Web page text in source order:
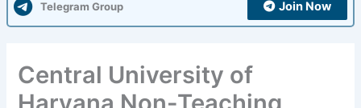
Telegram Group Join Now
Central University of